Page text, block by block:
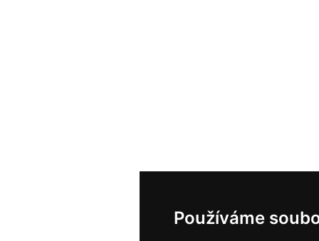
Používáme